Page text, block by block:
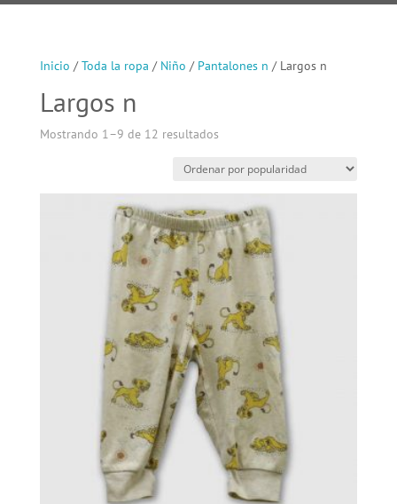
Inicio /Toda la ropa / Niño / Pantalones n / Largos n
Largos n
Mostrando 1–9 de 12 resultados